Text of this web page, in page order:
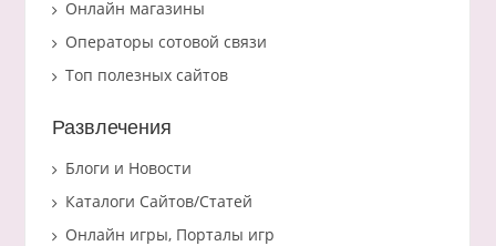
Онлайн магазины
Операторы сотовой связи
Топ полезных сайтов
Развлечения
Блоги и Новости
Каталоги Сайтов/Статей
Онлайн игры, Порталы игр